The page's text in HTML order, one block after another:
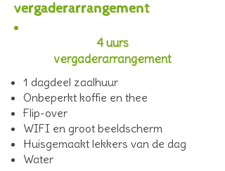
vergaderarrangement
4 uurs
vergaderarrangement
1 dagdeel zaalhuur
Onbeperkt koffie en thee
Flip-over
WIFI en groot beeldscherm
Huisgemaakt lekkers van de dag
Water